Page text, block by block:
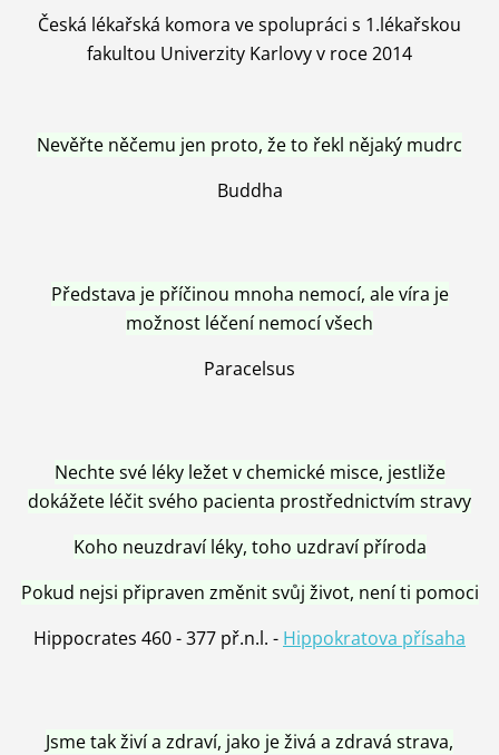
Česká lékařská komora ve spolupráci s 1.lékařskou
fakultou Univerzity Karlovy v roce 2014
Nevěřte něčemu jen proto, že to řekl nějaký mudrc
Buddha
Představa je příčinou mnoha nemocí, ale víra je
možnost léčení nemocí všech
Paracelsus
Nechte své léky ležet v chemické misce, jestliže
dokážete léčit svého pacienta prostřednictvím stravy
Koho neuzdraví léky, toho uzdraví příroda
Pokud nejsi připraven změnit svůj život, není ti pomoci
Hippocrates 460 - 377 př.n.l. - Hippokratova přísaha
Jsme tak živí a zdraví, jako je živá a zdravá strava,